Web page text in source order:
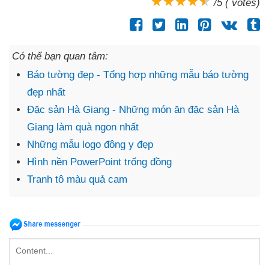
/5 ( votes)
Có thể bạn quan tâm:
Báo tường đẹp - Tổng hợp những mẫu báo tường
đẹp nhất
Đặc sản Hà Giang - Những món ăn đặc sản Hà
Giang làm quà ngon nhất
Những mẫu logo đông y đẹp
Hình nền PowerPoint trống đồng
Tranh tô màu quả cam